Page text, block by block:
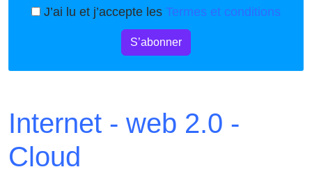
J’ai lu et j’accepte les Termes et conditions
S’abonner
Internet - web 2.0 -
Cloud